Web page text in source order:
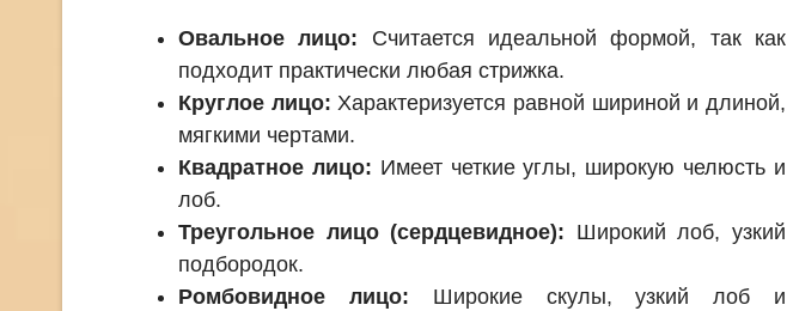
Овальное лицо: Считается идеальной формой, так как
подходит практически любая стрижка.
Круглое лицо: Характеризуется равной шириной и длиной,
мягкими чертами.
Квадратное лицо: Имеет четкие углы, широкую челюсть и
лоб.
Треугольное лицо (сердцевидное): Широкий лоб, узкий
подбородок.
Ромбовидное лицо: Широкие скулы, узкий лоб и